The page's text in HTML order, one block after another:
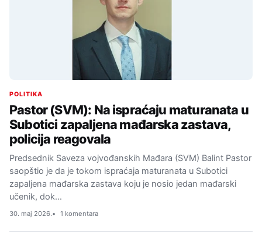
POLITIKA
Pastor (SVM): Na ispraćaju maturanata u
Subotici zapaljena mađarska zastava,
policija reagovala
Predsednik Saveza vojvođanskih Mađara (SVM) Balint Pastor
saopštio je da je tokom ispraćaja maturanata u Subotici
zapaljena mađarska zastava koju je nosio jedan mađarski
učenik, dok…
30. maj 2026. 1 komentara